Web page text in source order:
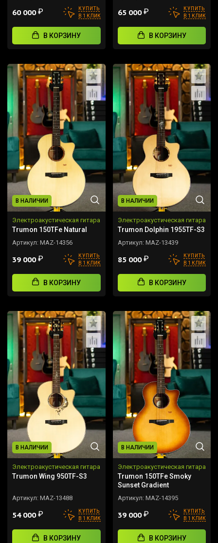
60 000₽
КУПИТЬ
В 1 КЛИК
В КОРЗИНУ
65 000₽
КУПИТЬ
В 1 КЛИК
В КОРЗИНУ
В НАЛИЧИИ
Электроакустическая гитара
Trumon 150TFe Natural
Артикул: MAZ-14356
39 000₽
КУПИТЬ
В 1 КЛИК
В КОРЗИНУ
В НАЛИЧИИ
Электроакустическая гитара
Trumon Dolphin 1955TF-S3
Артикул: MAZ-13439
85 000₽
КУПИТЬ
В 1 КЛИК
В КОРЗИНУ
В НАЛИЧИИ
Электроакустическая гитара
Trumon Wing 950TF-S3
Артикул: MAZ-13488
54 000₽
КУПИТЬ
В 1 КЛИК
В КОРЗИНУ
В НАЛИЧИИ
Электроакустическая гитара
Trumon 150TFe Smoky
Sunset Gradient
Артикул: MAZ-14395
39 000₽
КУПИТЬ
В 1 КЛИК
В КОРЗИНУ